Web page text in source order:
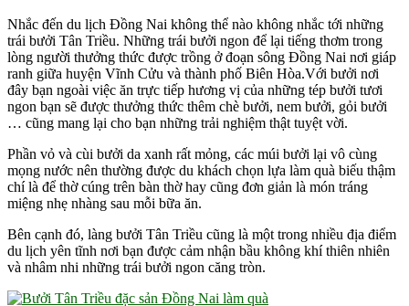
Nhắc đến du lịch Đồng Nai không thể nào không nhắc tới những
trái bưởi Tân Triều. Những trái bưởi ngon để lại tiếng thơm trong
lòng người thưởng thức được trồng ở đoạn sông Đồng Nai nơi giáp
ranh giữa huyện Vĩnh Cửu và thành phố Biên Hòa.Với bưởi nơi
đây bạn ngoài việc ăn trực tiếp hương vị của những tép bưởi tươi
ngon bạn sẽ được thưởng thức thêm chè bưởi, nem bưởi, gỏi bưởi
… cũng mang lại cho bạn những trải nghiệm thật tuyệt vời.
Phần vỏ và cùi bưởi da xanh rất mỏng, các múi bưởi lại vô cùng
mọng nước nên thường được du khách chọn lựa làm quà biếu thậm
chí là để thờ cúng trên bàn thờ hay cũng đơn giản là món tráng
miệng nhẹ nhàng sau mỗi bữa ăn.
Bên cạnh đó, làng bưởi Tân Triều cũng là một trong nhiều địa điểm
du lịch yên tĩnh nơi bạn được cảm nhận bầu không khí thiên nhiên
và nhâm nhi những trái bưởi ngon căng tròn.